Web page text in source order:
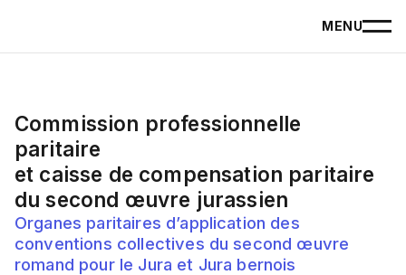
MENU
Commission professionnelle
paritaire
et caisse de compensation paritaire
du second œuvre jurassien
Organes paritaires d’application des
conventions collectives du second œuvre
romand pour le Jura et Jura bernois